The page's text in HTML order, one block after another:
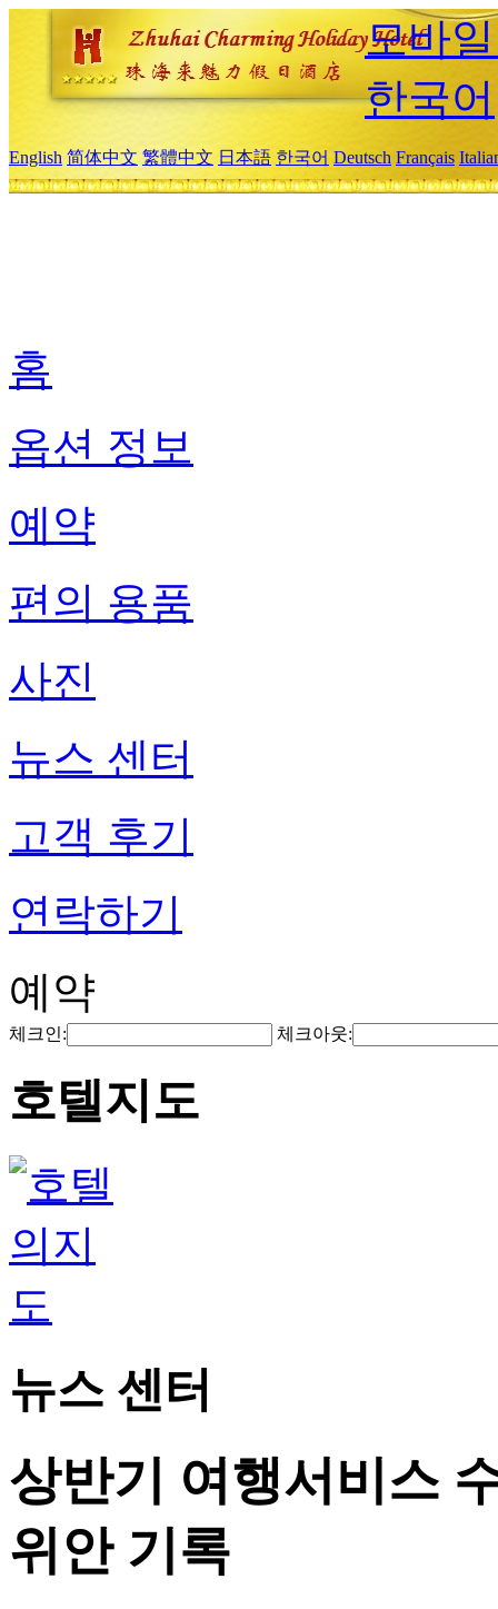
모바
한국어
English 简体中文 繁體中文 日本語 한국어 Deutsch Français
홈
옵션 정보
예약
편의 용품
사진
뉴스 센터
고객 후기
연락하기
예약
체크인: 체크아웃:
호텔지도
뉴스 센터
상반기 여행서비스
위안 기록